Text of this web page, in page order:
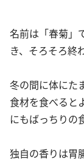
名前は「春菊」
き、そろそろ終
冬の間に体にた
食材を食べると
にもばっちりの
独自の香りは胃